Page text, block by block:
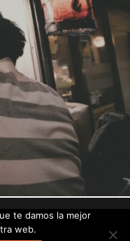
te damos la mejor
web.